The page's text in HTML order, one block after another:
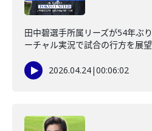
田中碧選手所属リーズが54年ぶ
ーチャル実況で試合の行方を展望
2026.04.24|00:06:02